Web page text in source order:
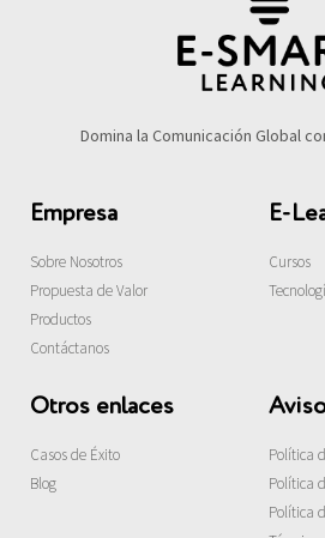
Domina la Comunicación Global
Empresa
Sobre Nosotros
Propuesta de Valor
Productos
Contáctanos
E-
Cursos
Otros enlaces
Casos de Éxito
Blog
Política
Política
Política